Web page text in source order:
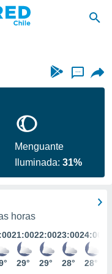
...
Menguante
Iluminada:31%
horas
21:00
29°
22:00
29°
23:00
28°
24:00
28°